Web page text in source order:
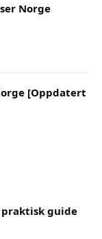
Norge
[Oppdatert
praktisk guide